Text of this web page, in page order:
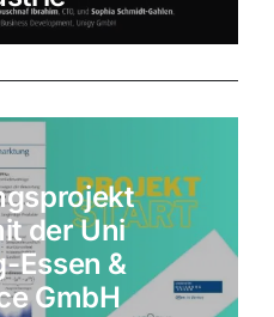
der Uni
Essen &
GmbH